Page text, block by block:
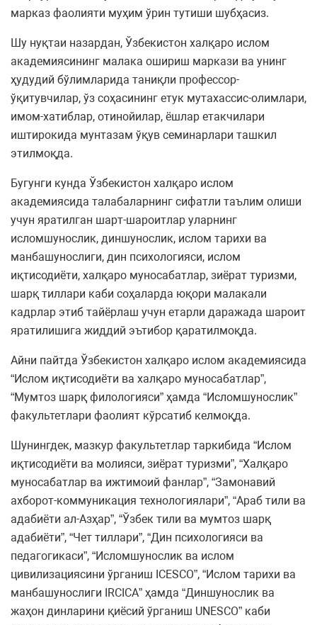
марказ фаолияти муҳим ўрин тутиши шубҳасиз.
Шу нуқтаи назардан, Ўзбекистон халқаро ислом
академиясининг малака ошириш маркази ва унинг
ҳудудий бўлимларида таниқли профессор-
ўқитувчилар, ўз соҳасининг етук мутахассис-олимлари,
имом-хатиблар, отинойилар, ёшлар етакчилари
иштирокида мунтазам ўқув семинарлари ташкил
этилмоқда.
Бугунги кунда Ўзбекистон халқаро ислом
академиясида талабаларнинг сифатли таълим олиши
учун яратилган шарт-шароитлар уларнинг
исломшунослик, диншунослик, ислом тарихи ва
манбашунослиги, дин психологияси, ислом
иқтисодиёти, халқаро муносабатлар, зиёрат туризми,
шарқ тиллари каби соҳаларда юқори малакали
кадрлар этиб тайёрлаш учун етарли даражада шароит
яратилишига жиддий эътибор қаратилмоқда.
Айни пайтда Ўзбекистон халқаро ислом академиясида
“Ислом иқтисодиёти ва халқаро муносабатлар”,
“Мумтоз шарқ филологияси” ҳамда “Исломшунослик”
факультетлари фаолият кўрсатиб келмоқда.
Шунингдек, мазкур факультетлар таркибида “Ислом
иқтисодиёти ва молияси, зиёрат туризми”, “Халқаро
муносабатлар ва ижтимоий фанлар”, “Замонавий
ахборот-коммуникация технологиялари”, “Араб тили ва
адабиёти ал-Азҳар”, “Ўзбек тили ва мумтоз шарқ
адабиёти”, “Чет тиллари”, “Дин психологияси ва
педагогикаси”, “Исломшунослик ва ислом
цивилизациясини ўрганиш ICESCO”, “Ислом тарихи ва
манбашунослиги IRCICA” ҳамда “Диншунослик ва
жаҳон динларини қиёсий ўрганиш UNESCO” каби